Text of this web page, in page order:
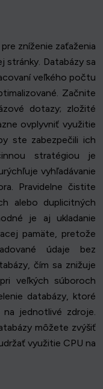
zníženie zaťaženia
stránky. Databázy sa
veľkého počtu
Začnite
dotazy; zložité
ovplyvniť využitie
ste zabezpečili ich
stratégiou je
vyhľadávanie
Pravidelne čistite
alebo duplicitných
je aj ukladanie
pamäte, pretože
údaje bez
čím sa znižuje
veľkých súboroch
databázy, ktoré
jednotlivé zdroje.
môžete zvýšiť
využitie CPU na